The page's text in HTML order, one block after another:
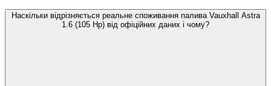
Наскільки відрізняється реальне споживання палива Vauxhall Astra
1.6 (105 Hp) від офіційних даних і чому?